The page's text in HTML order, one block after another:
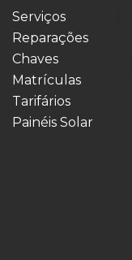
Serviços
Reparações
Chaves
Matrículas
Tarifários
Painéis Solar